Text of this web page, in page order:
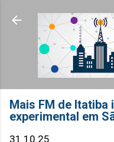
Pular para
Mais FM de Itatiba
experimental em
31.10.25